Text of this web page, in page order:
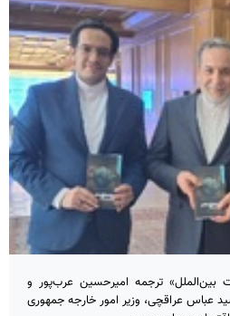
ترجمه امیرحسین عرب‌پور و
عباس عراقچی، وزیر امور خارجه جمهوری